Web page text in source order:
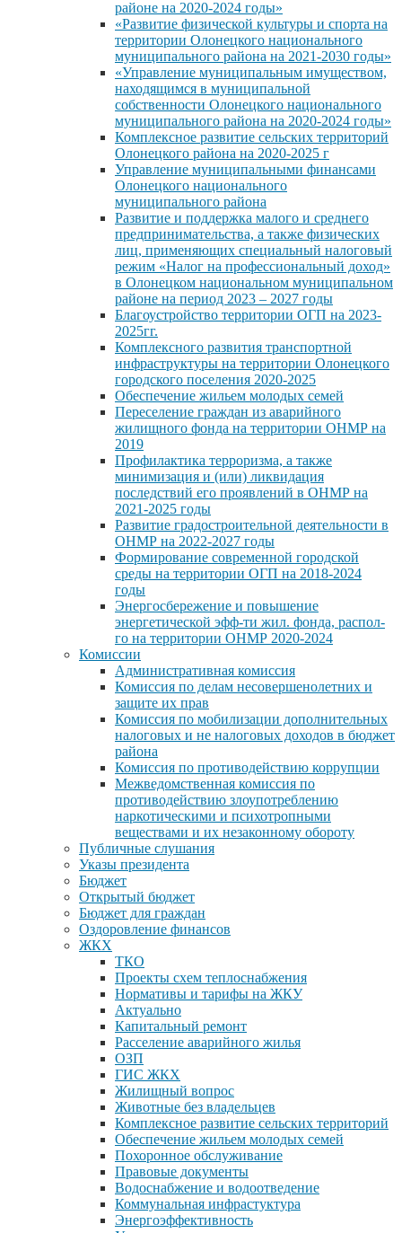
районе на 2020-2024 годы»
«Развитие физической культуры и спорта на
территории Олонецкого национального
муниципального района на 2021-2030 годы»
«Управление муниципальным имуществом,
находящимся в муниципальной
собственности Олонецкого национального
муниципального района на 2020-2024 годы»
Комплексное развитие сельских территорий
Олонецкого района на 2020-2025 г
Управление муниципальными финансами
Олонецкого национального
муниципального района
Развитие и поддержка малого и среднего
предпринимательства, а также физических
лиц, применяющих специальный налоговый
режим «Налог на профессиональный доход»
в Олонецком национальном муниципальном
районе на период 2023 – 2027 годы
Благоустройство территории ОГП на 2023-
2025гг.
Комплексного развития транспортной
инфраструктуры на территории Олонецкого
городского поселения 2020-2025
Обеспечение жильем молодых семей
Переселение граждан из аварийного
жилищного фонда на территории ОНМР на
2019
Профилактика терроризма, а также
минимизация и (или) ликвидация
последствий его проявлений в ОНМР на
2021-2025 годы
Развитие градостроительной деятельности в
ОНМР на 2022-2027 годы
Формирование современной городской
среды на территории ОГП на 2018-2024
годы
Энергосбережение и повышение
энергетической эфф-ти жил. фонда, распол-
го на территории ОНМР 2020-2024
Комиссии
Административная комиссия
Комиссия по делам несовершенолетних и
защите их прав
Комиссия по мобилизации дополнительных
налоговых и не налоговых доходов в бюджет
района
Комиссия по противодействию коррупции
Межведомственная комиссия по
противодействию злоупотреблению
наркотическими и психотропными
веществами и их незаконному обороту
Публичные слушания
Указы президента
Бюджет
Открытый бюджет
Бюджет для граждан
Оздоровление финансов
ЖКХ
ТКО
Проекты схем теплоснабжения
Нормативы и тарифы на ЖКУ
Актуально
Капитальный ремонт
Расселение аварийного жилья
ОЗП
ГИС ЖКХ
Жилищный вопрос
Животные без владельцев
Комплексное развитие сельских территорий
Обеспечение жильем молодых семей
Похоронное обслуживание
Правовые документы
Водоснабжение и водоотведение
Коммунальная инфрастуктура
Энергоэффективность